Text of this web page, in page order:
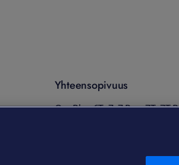
Yhteensopivuus
OnePlus 6T, 7, 7 Pro, 7T, 7T